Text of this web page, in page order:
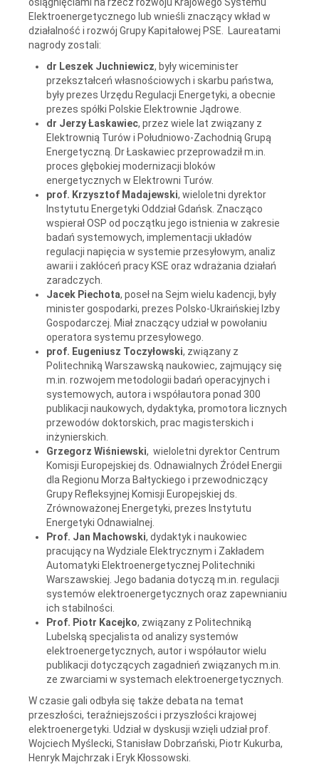
Elektroenergetycznego lub wnieśli znaczący wkład w
działalność i rozwój Grupy Kapitałowej PSE. Laureatami
nagrody zostali:
dr Leszek Juchniewicz, były wiceminister
przekształceń własnościowych i skarbu państwa,
były prezes Urzędu Regulacji Energetyki, a obecnie
prezes spółki Polskie Elektrownie Jądrowe.
dr Jerzy Łaskawiec, przez wiele lat związany z
Elektrownią Turów i Południowo-Zachodnią Grupą
Energetyczną. Dr Łaskawiec przeprowadził m.in.
proces głębokiej modernizacji bloków
energetycznych w Elektrowni Turów.
prof. Krzysztof Madajewski, wieloletni dyrektor
Instytutu Energetyki Oddział Gdańsk. Znacząco
wspierał OSP od początku jego istnienia w zakresie
badań systemowych, implementacji układów
regulacji napięcia w systemie przesyłowym, analiz
awarii i zakłóceń pracy KSE oraz wdrażania działań
zaradczych.
Jacek Piechota, poseł na Sejm wielu kadencji, były
minister gospodarki, prezes Polsko-Ukraińskiej Izby
Gospodarczej. Miał znaczący udział w powołaniu
operatora systemu przesyłowego.
prof. Eugeniusz Toczyłowski, związany z
Politechniką Warszawską naukowiec, zajmujący się
m.in. rozwojem metodologii badań operacyjnych i
systemowych, autora i współautora ponad 300
publikacji naukowych, dydaktyka, promotora licznych
przewodów doktorskich, prac magisterskich i
inżynierskich.
Grzegorz Wiśniewski, wieloletni dyrektor Centrum
Komisji Europejskiej ds. Odnawialnych Źródeł Energii
dla Regionu Morza Bałtyckiego i przewodniczący
Grupy Refleksyjnej Komisji Europejskiej ds.
Zrównoważonej Energetyki, prezes Instytutu
Energetyki Odnawialnej.
Prof. Jan Machowski, dydaktyk i naukowiec
pracujący na Wydziale Elektrycznym i Zakładem
Automatyki Elektroenergetycznej Politechniki
Warszawskiej. Jego badania dotyczą m.in. regulacji
systemów elektroenergetycznych oraz zapewnianiu
ich stabilności.
Prof. Piotr Kacejko, związany z Politechniką
Lubelską specjalista od analizy systemów
elektroenergetycznych, autor i współautor wielu
publikacji dotyczących zagadnień związanych m.in.
ze zwarciami w systemach elektroenergetycznych.
W czasie gali odbyła się także debata na temat
przeszłości, teraźniejszości i przyszłości krajowej
elektroenergetyki. Udział w dyskusji wzięli udział prof.
Wojciech Myślecki, Stanisław Dobrzański, Piotr Kukurba,
Henryk Majchrzak i Eryk Kłossowski.